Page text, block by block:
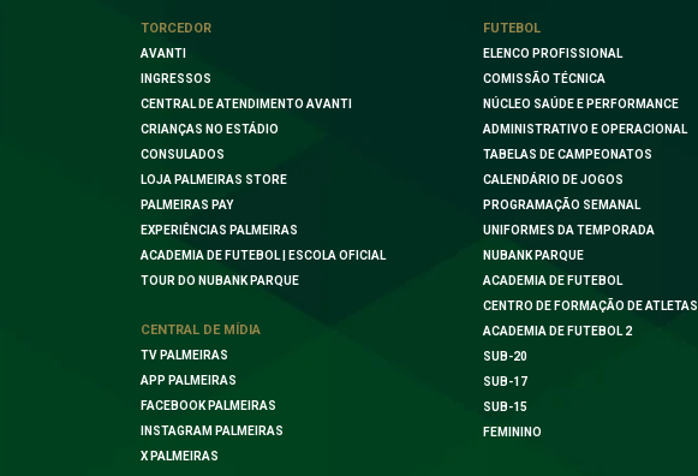
TORCEDOR
AVANTI
INGRESSOS
CENTRAL DE ATENDIMENTO AVANTI
CRIANÇAS NO ESTÁDIO
CONSULADOS
LOJA PALMEIRAS STORE
PALMEIRAS PAY
EXPERIÊNCIAS PALMEIRAS
ACADEMIA DE FUTEBOL | ESCOLA OFICIAL
TOUR DO NUBANK PARQUE
CENTRAL DE MÍDIA
TV PALMEIRAS
APP PALMEIRAS
FACEBOOK PALMEIRAS
INSTAGRAM PALMEIRAS
X PALMEIRAS
FUTEBOL
ELENCO PROFISSIONAL
COMISSÃO TÉCNICA
NÚCLEO SAÚDE E PERFORMANCE
ADMINISTRATIVO E OPERACIONAL
TABELAS DE CAMPEONATOS
CALENDÁRIO DE JOGOS
PROGRAMAÇÃO SEMANAL
UNIFORMES DA TEMPORADA
NUBANK PARQUE
ACADEMIA DE FUTEBOL
CENTRO DE FORMAÇÃO DE ATLETAS
ACADEMIA DE FUTEBOL 2
SUB-20
SUB-17
SUB-15
FEMININO